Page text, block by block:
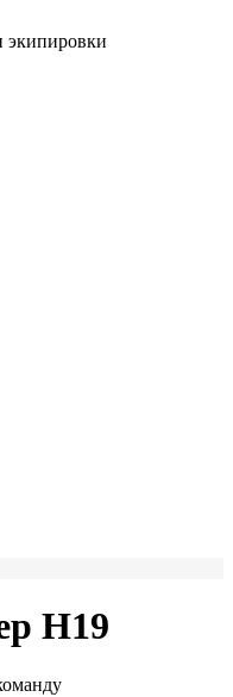
экипировки
H19